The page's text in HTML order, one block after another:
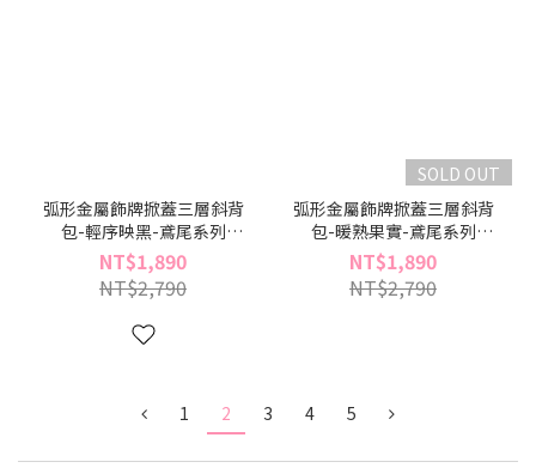
弧形金屬飾牌掀蓋三層斜背
包-輕序映黑-鳶尾系列
(BX96504-49)
NT$1,890
NT$2,790
SOLD OUT
弧形金屬飾牌掀蓋三層斜背
包-暖熟果實-鳶尾系列
(BX96504-34)
NT$1,890
NT$2,790
1 2 3 4 5